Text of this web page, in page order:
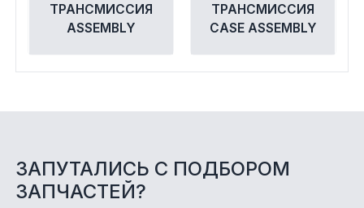
ТРАНСМИССИЯ
ASSEMBLY
ТРАНСМИССИЯ
CASE ASSEMBLY
ЗАПУТАЛИСЬ С ПОДБОРОМ
ЗАПЧАСТЕЙ?